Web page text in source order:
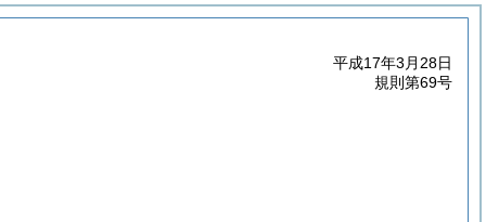
平成17年3月28日
規則第69号